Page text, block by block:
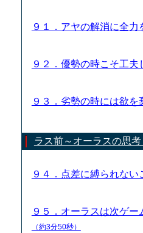
９１．アヤの解消に全
９２．優勢の時こそ工
９３．劣勢の時には欲
ラス前～オーラスの思考
９４．点差に縛られな
９５．オーラスは次ゲ
（約3分50秒）